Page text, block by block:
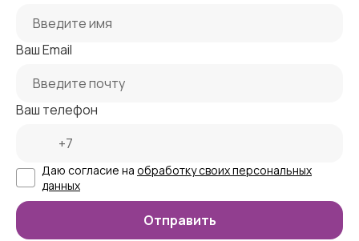
Ваш Email
Ваш телефон
Даю согласие на обработку своих персональных
данных